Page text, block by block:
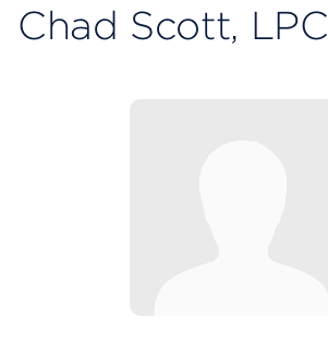
Chad Scott, LPC